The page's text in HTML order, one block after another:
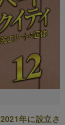
年に設立さ